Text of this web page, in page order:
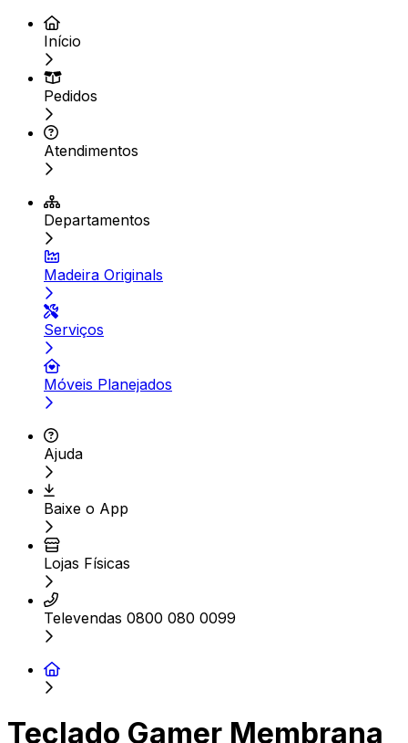
Início
Pedidos
Atendimentos
Departamentos
Madeira Originals
Serviços
Móveis Planejados
Ajuda
Baixe o App
Lojas Físicas
Televendas 0800 080 0099
Teclado Gamer Membrana